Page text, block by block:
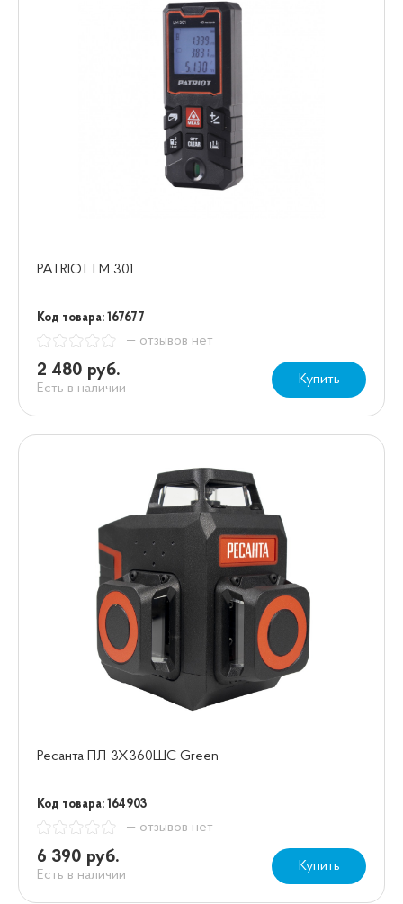
PATRIOT LM 301
Код товара: 167677
— отзывов нет
2 480 руб.
Есть в наличии
Купить
Ресанта ПЛ-3Х360ШС Green
Код товара: 164903
— отзывов нет
6 390 руб.
Есть в наличии
Купить